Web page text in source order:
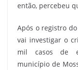
então, percebeu
Após o registro
vai investigar o
mil casos de
município de